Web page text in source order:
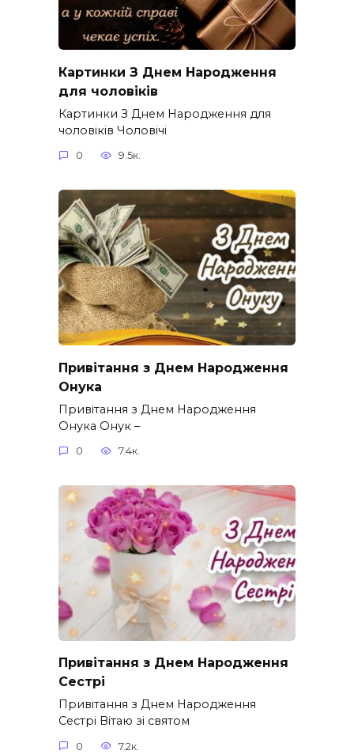
Картинки З Днем Народження
для чоловіків​
Картинки З Днем Народження для
чоловіків​ Чоловічі
0 9.5к.
Привітання з Днем Народження
Онука
Привітання з Днем Народження
Онука Онук –
0 7.4к.
Привітання з Днем Народження
Сестрі
Привітання з Днем Народження
Сестрі Вітаю зі святом
0 7.2к.